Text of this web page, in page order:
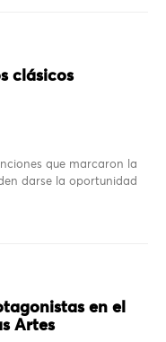
clásicos
que marcaron la
darse la oportunidad
en el
Artes